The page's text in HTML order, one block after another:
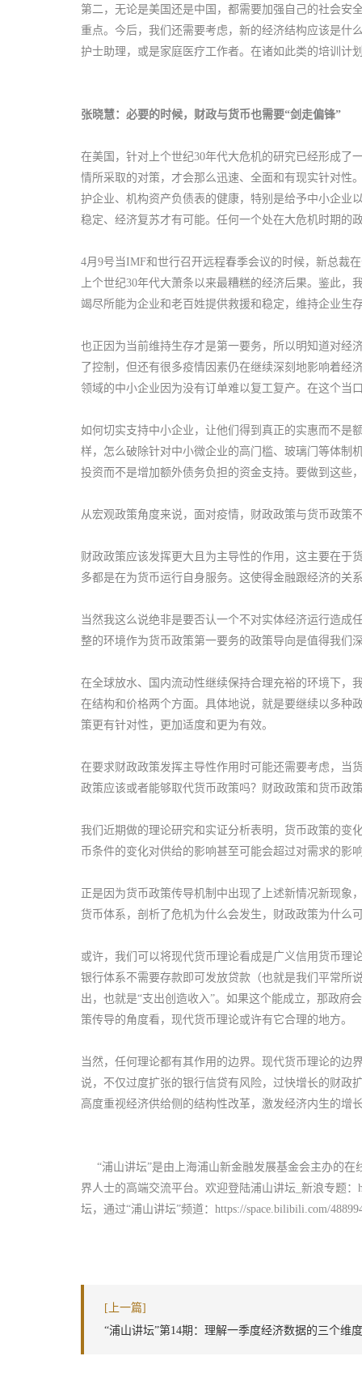
第二，无论是美国还是中国，都需要加强自己的社会安
重点。今后，我们还需要考虑，新的经济结构应该是什
护士助理，或是家庭医疗工作者。在诸如此类的培训计
张晓慧：必要的时候，财政与货币也需要“剑走偏锋”
在美国，针对上个世纪30年代大危机的研究已经形成了
情所采取的对策，才会那么迅速、全面和有现实针对性
护企业、机构资产负债表的健康，特别是给予中小企业
稳定、经济复苏才有可能。任何一个处在大危机时期的
4月9号当IMF和世行召开远程春季会议的时候，新总裁
上个世纪30年代大萧条以来最糟糕的经济后果。鉴此
竭尽所能为企业和老百姓提供救援和稳定，维持企业生
也正因为当前维持生存才是第一要务，所以明知道对经
了控制，但还有很多疫情因素仍在继续深刻地影响着
领域的中小企业因为没有订单难以复工复产。在这个当
如何切实支持中小企业，让他们得到真正的实惠而不是
样，怎么破除针对中小微企业的高门槛、玻璃门等体制
投资而不是增加额外债务负担的资金支持。要做到这些
从宏观政策角度来说，面对疫情，财政政策与货币政策
财政政策应该发挥更大且为主导性的作用，这主要在于
多都是在为货币运行自身服务。这使得金融跟经济的关
当然我这么说绝非是要否认一个不对实体经济运行造成
整的环境作为货币政策第一要务的政策导向是值得我们
在全球放水、国内流动性继续保持合理充裕的环境下，
在结构和价格两个方面。具体地说，就是要继续以多种
策更有针对性，更加适度和更为有效。
在要求财政政策发挥主导性作用时可能还需要考虑，当
政策应该或者能够取代货币政策吗？财政政策和货币政
我们近期做的理论研究和实证分析表明，货币政策的变
币条件的变化对供给的影响甚至可能会超过对需求的影
正是因为货币政策传导机制中出现了上述新情况新现象
货币体系，剖析了危机为什么会发生，财政政策为什么
或许，我们可以将现代货币理论看成是广义信用货币理
银行体系不需要存款即可发放贷款（也就是我们平常所
出，也就是“支出创造收入”。如果这个能成立，那政府
策传导的角度看，现代货币理论或许有它合理的地方。
当然，任何理论都有其作用的边界。现代货币理论的边
说，不仅过度扩张的银行信贷有风险，过快增长的财政
高度重视经济供给侧的结构性改革，激发经济内生的增
“浦山讲坛”是由上海浦山新金融发展基金会主办的在
界人士的高端交流平台。欢迎登陆浦山讲坛_新浪专题：
坛，通过“浦山讲坛”频道：https://space.bilibili.com/
[上一篇]
“浦山讲坛”第14期：理解一季度经济数据的三个维度